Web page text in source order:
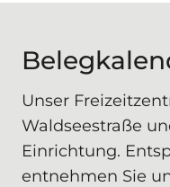
Unser
Waldseestraße
Einrichtung.
entnehmen Sie